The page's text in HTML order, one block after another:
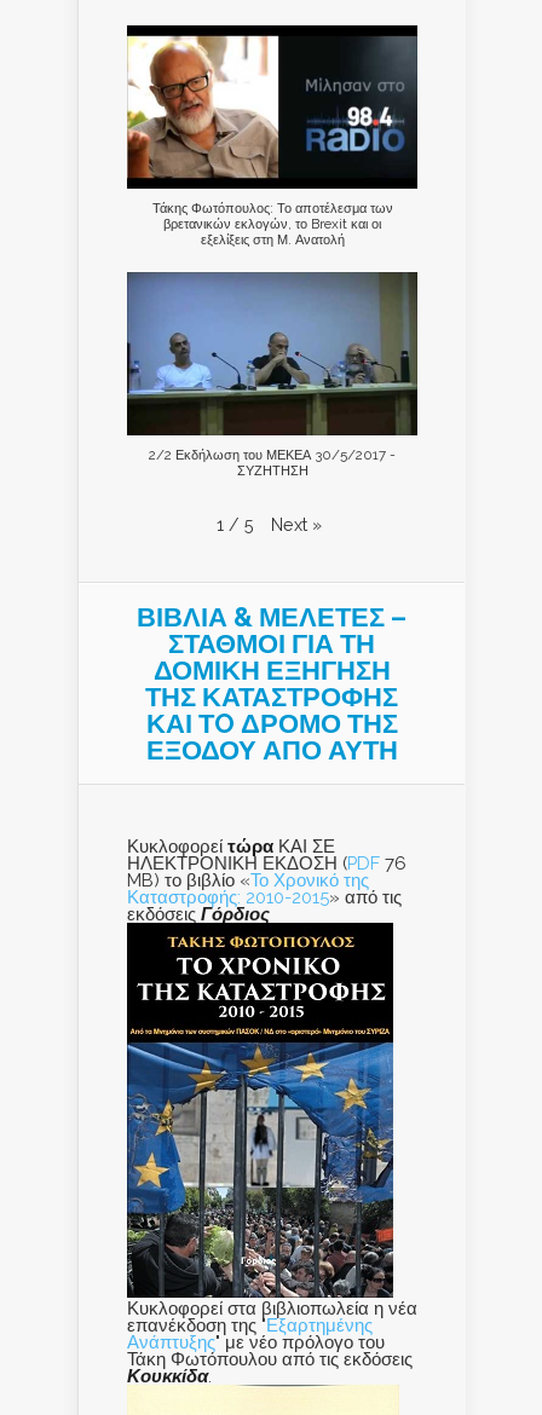
Τάκης Φωτόπουλος: Το αποτέλεσμα των
βρετανικών εκλογών, το Brexit και οι
εξελίξεις στη Μ. Ανατολή
2/2 Εκδήλωση του ΜΕΚΕΑ 30/5/2017 -
ΣΥΖΗΤΗΣΗ
1 / 5 Next »
ΒΙΒΛΙΑ & ΜΕΛΕΤΕΣ –
ΣΤΑΘΜΟΙ ΓΙΑ ΤΗ
ΔΟΜΙΚΗ ΕΞΗΓΗΣΗ
ΤΗΣ ΚΑΤΑΣΤΡΟΦΗΣ
ΚΑΙ ΤO ΔΡΟΜΟ ΤΗΣ
ΕΞΟΔΟΥ ΑΠΟ ΑΥΤΗ
Κυκλοφορεί τώρα ΚΑΙ ΣΕ
ΗΛΕΚΤΡΟΝΙΚΗ ΕΚΔΟΣΗ (PDF 76
MB) το βιβλίο «Το Χρονικό της
Καταστροφής: 2010-2015» από τις
εκδόσεις Γόρδιος
Κυκλοφορεί στα βιβλιοπωλεία η νέα
επανέκδοση της "Εξαρτημένης
Ανάπτυξης" με νέο πρόλογο του
Τάκη Φωτόπουλου από τις εκδόσεις
Κουκκίδα.